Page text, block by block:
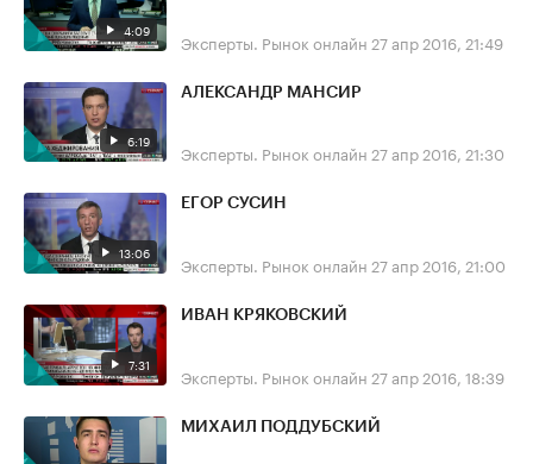
4:09 Эксперты. Рынок онлайн 27 апр 2016, 21:49
6:19
АЛЕКСАНДР МАНСИР
Эксперты. Рынок онлайн 27 апр 2016, 21:30
13:06
ЕГОР СУСИН
Эксперты. Рынок онлайн 27 апр 2016, 21:00
7:31
ИВАН КРЯКОВСКИЙ
Эксперты. Рынок онлайн 27 апр 2016, 18:39
МИХАИЛ ПОДДУБСКИЙ